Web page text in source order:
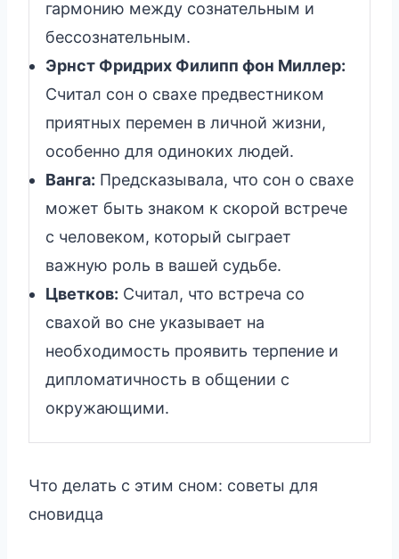
гармонию между сознательным и
бессознательным.
Эрнст Фридрих Филипп фон Миллер:
Считал сон о свахе предвестником
приятных перемен в личной жизни,
особенно для одиноких людей.
Ванга: Предсказывала, что сон о свахе
может быть знаком к скорой встрече
с человеком, который сыграет
важную роль в вашей судьбе.
Цветков: Считал, что встреча со
свахой во сне указывает на
необходимость проявить терпение и
дипломатичность в общении с
окружающими.
Что делать с этим сном: советы для
сновидца